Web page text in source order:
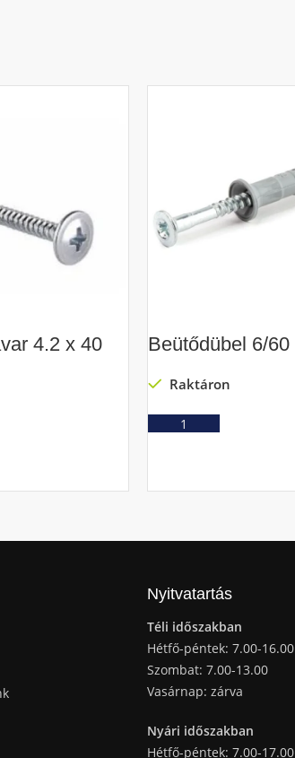
4.2 x 40
Beütődübel 6/60
Raktáron
Nyitvatartás
Téli időszakban
Hétfő-péntek: 7.00-16.00
Szombat: 7.00-13.00
Vasárnap: zárva
Nyári időszakban
Hétfő-péntek: 7.00-17.00